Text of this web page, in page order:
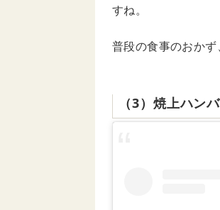
すね。
普段の食事のおか
（3）焼上ハン